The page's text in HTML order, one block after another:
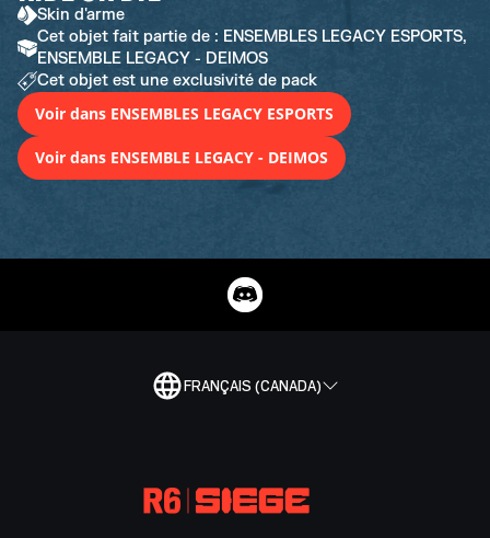
Skin d'arme
Cet objet fait partie de : ENSEMBLES LEGACY ESPORTS,
ENSEMBLE LEGACY - DEIMOS
Cet objet est une exclusivité de pack
Voir dans ENSEMBLES LEGACY ESPORTS
Voir dans ENSEMBLE LEGACY - DEIMOS
FRANÇAIS (CANADA)